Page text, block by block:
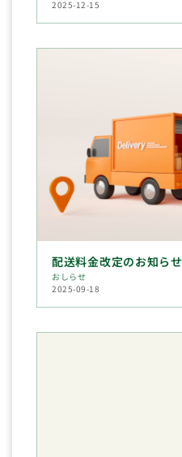
2025-12-15
配送料金改定のお知らせ
おしらせ
2025-09-18